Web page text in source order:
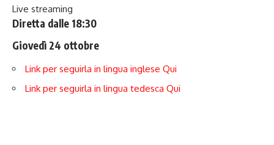
Live streaming
Diretta dalle 18:30
Giovedì 24 ottobre
Link per seguirla in lingua inglese Qui
Link per seguirla in lingua tedesca Qui